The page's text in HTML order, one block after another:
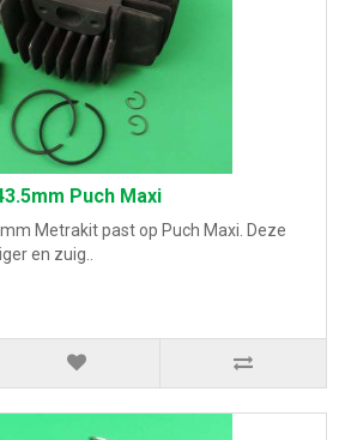
Puch Maxi
Metrakit past op Puch Maxi. Deze
en zuig..